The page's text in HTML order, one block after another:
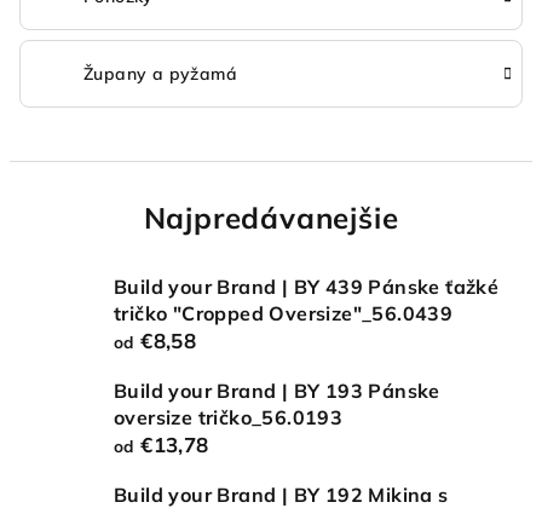
Župany a pyžamá
Najpredávanejšie
Build your Brand | BY 439 Pánske ťažké
tričko "Cropped Oversize"_56.0439
od €8,58
Build your Brand | BY 193 Pánske
oversize tričko_56.0193
od €13,78
Build your Brand | BY 192 Mikina s